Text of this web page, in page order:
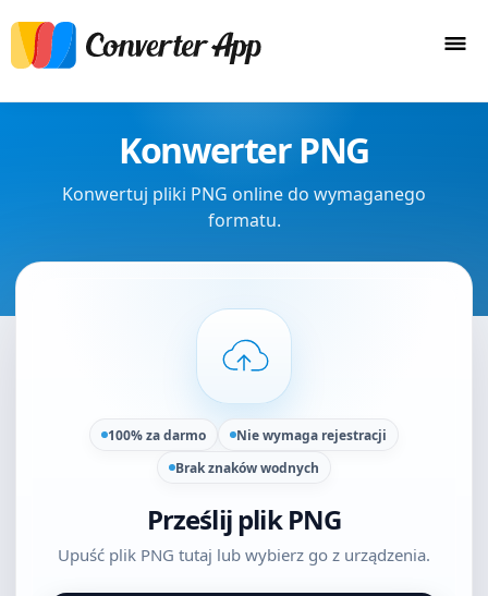
Konwerter PNG
Konwertuj pliki PNG online do wymaganego
formatu.
100% za darmo
Nie wymaga rejestracji
Brak znaków wodnych
Prześlij plik PNG
Upuść plik PNG tutaj lub wybierz go z urządzenia.